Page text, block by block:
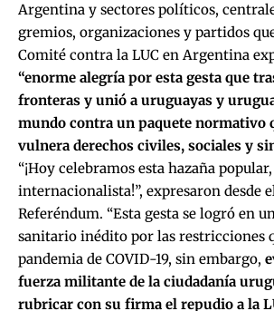
Argentina y sectores políticos,
gremios, organizaciones y partidos
Comité contra la LUC en Argentina
“enorme alegría por esta gesta que
fronteras y unió a uruguayas y
mundo contra un paquete normativo
vulnera derechos civiles, sociales y
“¡Hoy celebramos esta hazaña
internacionalista!”, expresaron desde
Referéndum. “Esta gesta se logró en
sanitario inédito por las restricciones
pandemia de COVID-19, sin embargo,
fuerza militante de la ciudadanía
rubricar con su firma el repudio a la